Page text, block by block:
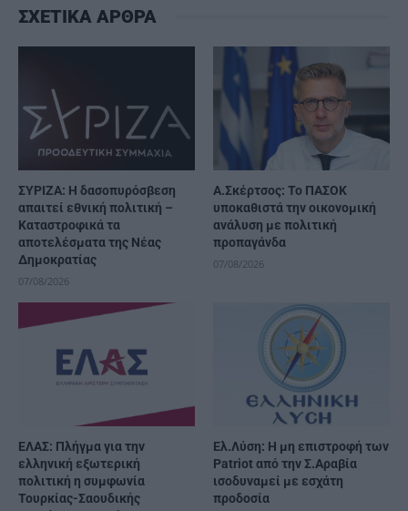
ΣΧΕΤΙΚΑ ΑΡΘΡΑ
ΣΥΡΙΖΑ: Η δασοπυρόσβεση
απαιτεί εθνική πολιτική –
Καταστροφικά τα
αποτελέσματα της Νέας
Δημοκρατίας
07/08/2026
Α.Σκέρτσος: Το ΠΑΣΟΚ
υποκαθιστά την οικονομική
ανάλυση με πολιτική
προπαγάνδα
07/08/2026
ΕΛΑΣ: Πλήγμα για την
ελληνική εξωτερική
πολιτική η συμφωνία
Τουρκίας-Σαουδικής
Ελ.Λύση: Η μη επιστροφή των
Patriot από την Σ.Αραβία
ισοδυναμεί με εσχάτη
προδοσία